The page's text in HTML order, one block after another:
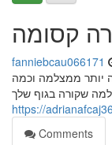
קסומה
fanniebcau066171
יותר ממצלמה וכמה
Comments